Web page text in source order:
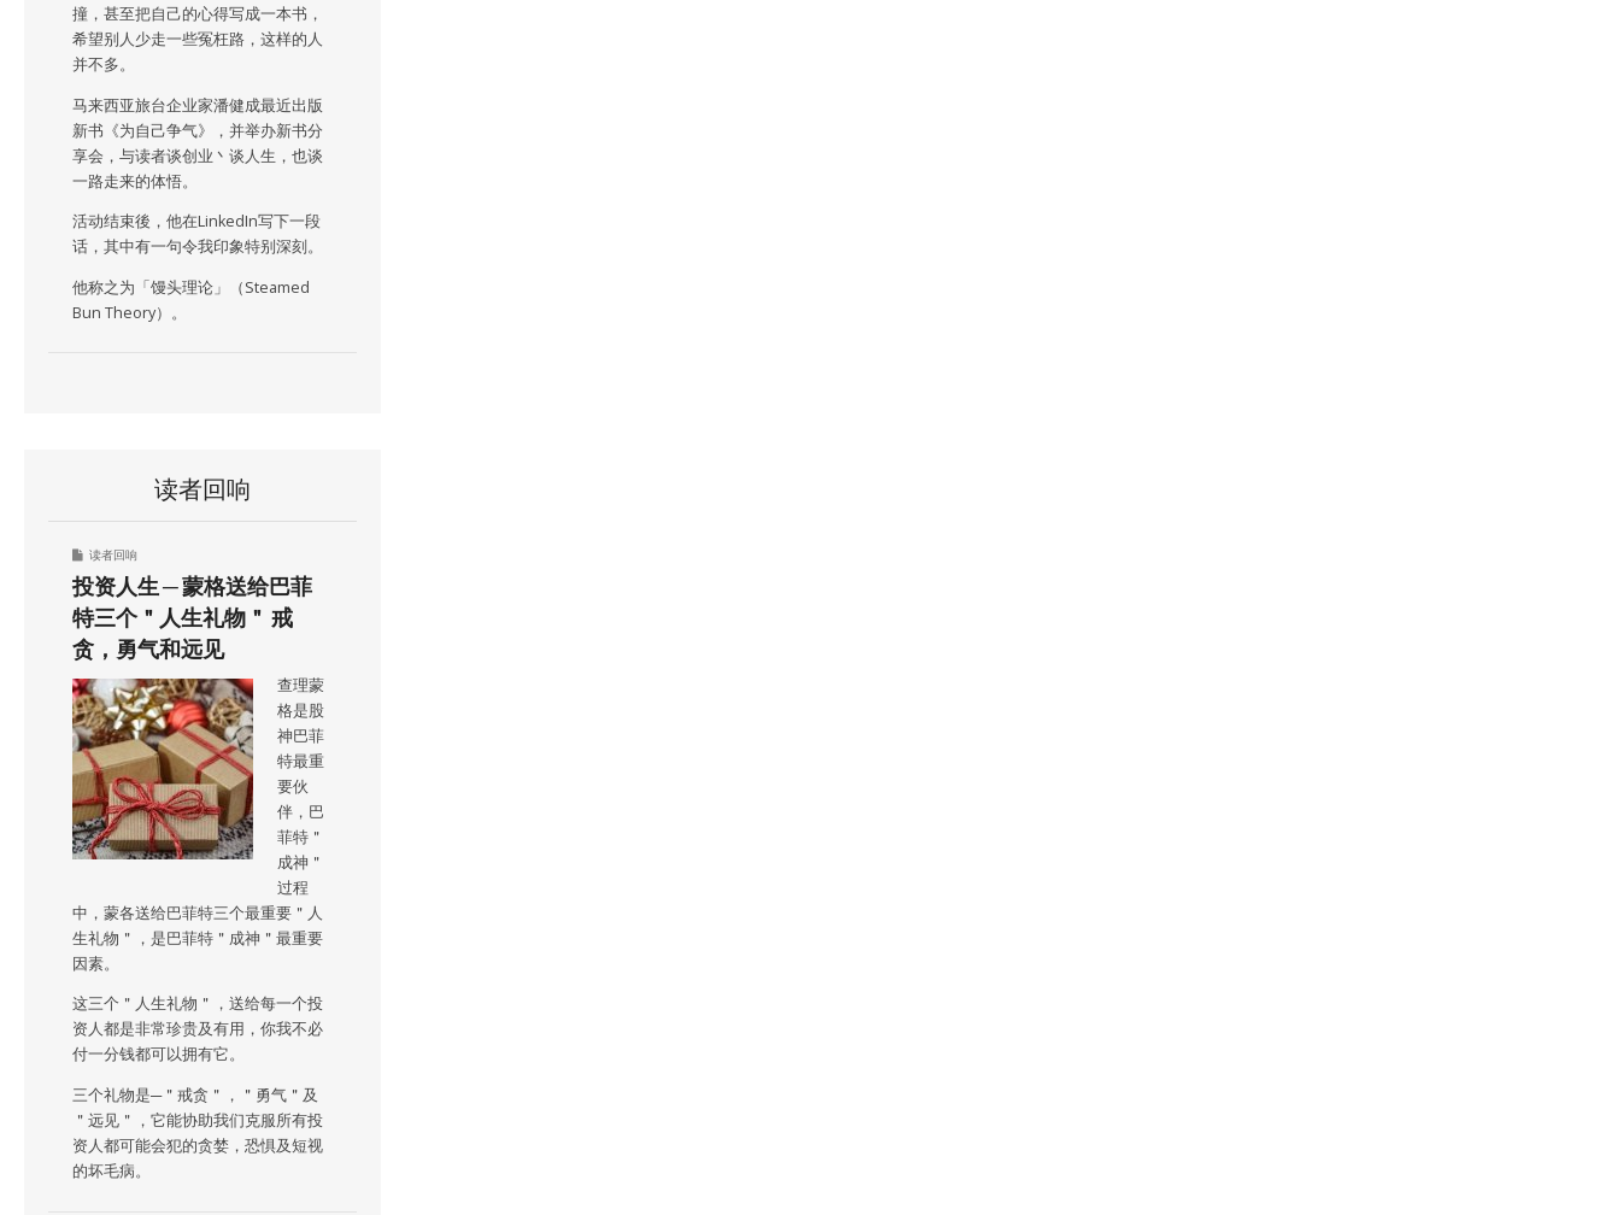
撞，甚至把自己的心得写成一本书，
希望别人少走一些冤枉路，这样的人
并不多。
马来西亚旅台企业家潘健成最近出版
新书《为自己争气》，并举办新书分
享会，与读者谈创业丶谈人生，也谈
一路走来的体悟。
活动结束後，他在LinkedIn写下一段
话，其中有一句令我印象特别深刻。
他称之为「馒头理论」（Steamed
Bun Theory）。
读者回响
读者回响
投资人生 ─ 蒙格送给巴菲
特三个＂人生礼物＂ 戒
贪，勇气和远见
查理蒙
格是股
神巴菲
特最重
要伙
伴，巴
菲特＂
成神＂
过程
中，蒙各送给巴菲特三个最重要＂人
生礼物＂，是巴菲特＂成神＂最重要
因素。
这三个＂人生礼物＂，送给每一个投
资人都是非常珍贵及有用，你我不必
付一分钱都可以拥有它。
三个礼物是─＂戒贪＂，＂勇气＂及
＂远见＂，它能协助我们克服所有投
资人都可能会犯的贪婪，恐惧及短视
的坏毛病。